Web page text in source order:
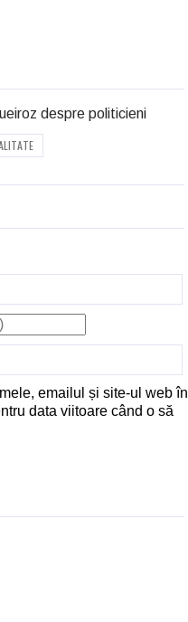
despre politicieni
emailul și site-ul web în
data viitoare când o să